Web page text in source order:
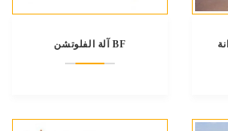
آلة الفلوتشن BF